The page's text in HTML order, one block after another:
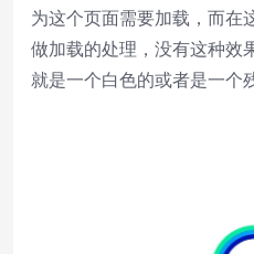
Subtitles
subtitles settings,
settings dialog
subtitles off
为这个页面需要加载，而在
做加载的处理，没有这种效
就是一个白色的或者是一个